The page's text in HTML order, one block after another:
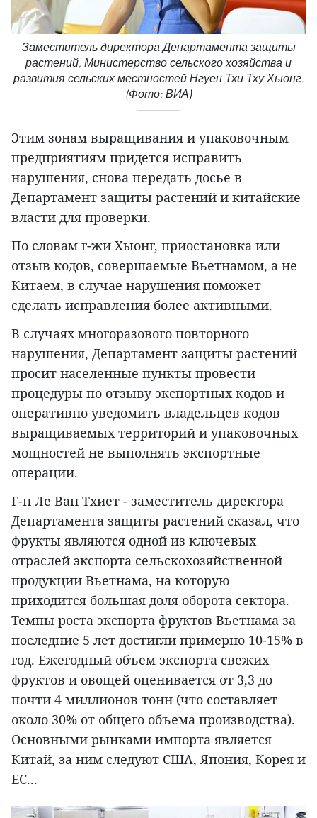
Заместитель директора Департамента защиты
растений, Министерство сельского хозяйства и
развития сельских местностей Нгуен Тхи Тху Хыонг.
(Фото: ВИА)
Этим зонам выращивания и упаковочным
предприятиям придется исправить
нарушения, снова передать досье в
Департамент защиты растений и китайские
власти для проверки.
По словам г-жи Хыонг, приостановка или
отзыв кодов, совершаемые Вьетнамом, а не
Китаем, в случае нарушения поможет
сделать исправления более активными.
В случаях многоразового повторного
нарушения, Департамент защиты растений
просит населенные пункты провести
процедуры по отзыву экспортных кодов и
оперативно уведомить владельцев кодов
выращиваемых территорий и упаковочных
мощностей не выполнять экспортные
операции.
Г-н Ле Ван Тхиет - заместитель директора
Департамента защиты растений сказал, что
фрукты являются одной из ключевых
отраслей экспорта сельскохозяйственной
продукции Вьетнама, на которую
приходится большая доля оборота сектора.
Темпы роста экспорта фруктов Вьетнама за
последние 5 лет достигли примерно 10-15% в
год. Ежегодный объем экспорта свежих
фруктов и овощей оценивается от 3,3 до
почти 4 миллионов тонн (что составляет
около 30% от общего объема производства).
Основными рынками импорта является
Китай, за ним следуют США, Япония, Корея и
ЕС...